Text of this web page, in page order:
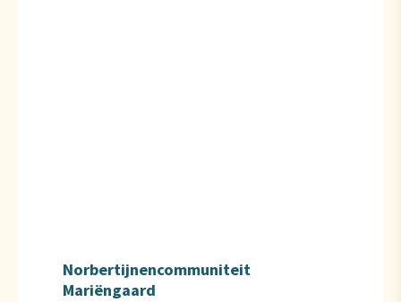
Norbertijnencommuniteit
Mariëngaard